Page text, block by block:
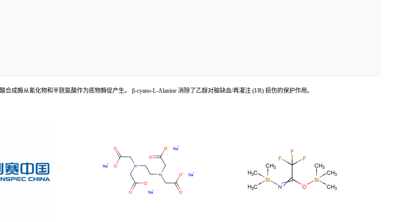
合成酶从氰化物和半胱氨酸作为底物酶促产生。 β-cyano-L-Alanine 消除了乙醇对脑缺血/再灌注 (I/R) 损伤的保护作用。